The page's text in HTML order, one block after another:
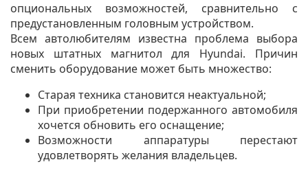
опциональных возможностей, сравнительно с
предустановленным головным устройством.
Всем автолюбителям известна проблема выбора
новых штатных магнитол для Hyundai. Причин
сменить оборудование может быть множество:
Старая техника становится неактуальной;
При приобретении подержанного автомобиля
хочется обновить его оснащение;
Возможности аппаратуры перестают
удовлетворять желания владельцев.